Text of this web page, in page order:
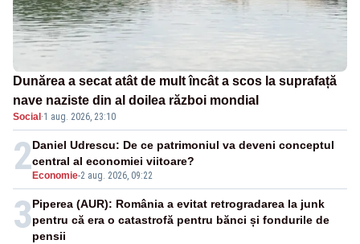
Dunărea a secat atât de mult încât a scos la suprafață
nave naziste din al doilea război mondial
Social ·1 aug. 2026, 23:10
2 Economie-2 aug. 2026, 09:22
Daniel Udrescu: De ce patrimoniul va deveni conceptul
central al economiei viitoare?
3Piperea (AUR): România a evitat retrogradarea la junk
pentru că era o catastrofă pentru bănci și fondurile de
pensii